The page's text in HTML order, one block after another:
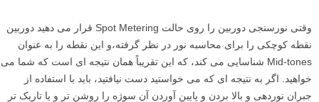
وقتی نورسنجی دوربین را روی حالت Spot Metering قرار می دهید دوربین
نقطه کوچکی را برای محاسبه نور در نظر گرفته،و این نقطه را به عنوان
Mid-tones شناسایی می کند، که این تقریباً همان نتیجه ای است که شما می
خواهید. اگر به نتیجه ای که می خواستید دست نیافتید، باید با استفاده از
جبران نوردهی و بالا بردن و پایین آوردن آن سوژه را روشن تر و یا تاریک تر